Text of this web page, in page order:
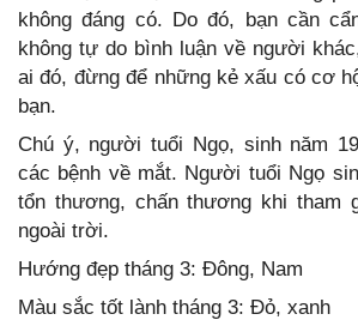
không đáng có. Do đó, bạn cần
không tự do bình luận về người
ai đó, đừng để những kẻ xấu có cơ
bạn.
Chú ý, người tuổi Ngọ, sinh năm
các bệnh về mắt. Người tuổi Ngọ
tổn thương, chấn thương khi tham
ngoài trời.
Hướng đẹp tháng 3: Đông, Nam
Màu sắc tốt lành tháng 3: Đỏ, xanh